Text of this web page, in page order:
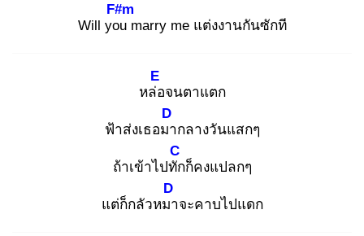
Will you
F#m
marry me แต่งงานกันซักที
หล่อ
E
จนตาแตก
ฟ้าส่งเธอมา
D
กลางวันแสกๆ
ถ้าเข้าไปทัก
C
ก็คงแปลกๆ
แต่ก็กลัวหมา
D
จะคาบไปแดก